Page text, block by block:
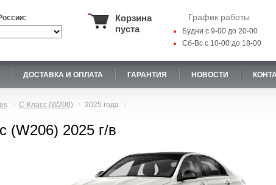
Корзина
пуста
График работы
Будни с 9-00 до 20-00
Сб-Вс с 10-00 до 18-00
ДОСТАВКА И ОПЛАТА ГАРАНТИЯ НОВОСТИ
C-Класс (W206) 2025 года
(W206) 2025 г/в